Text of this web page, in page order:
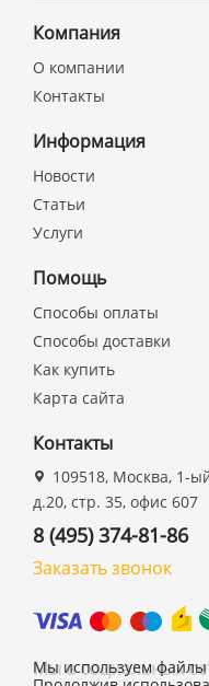
Компания
О компании
Контакты
Информация
Новости
Статьи
Услуги
Помощь
Способы оплаты
Способы доставки
Как купить
Карта сайта
Контакты
109518, Москва, 1-
д.20, стр. 35, офис 607
8 (495) 374-81-86
Заказать звонок
Мы в социальных
Мы используем файлы